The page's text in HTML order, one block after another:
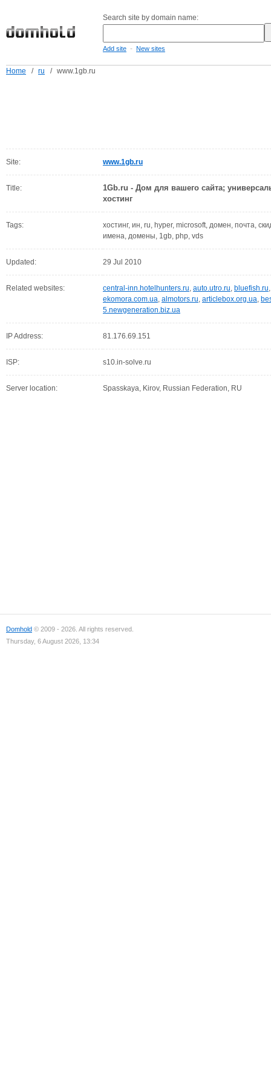
Search site by domain name:
Add site - New sites
Home / ru / www.1gb.ru
Site: www.1gb.ru
Title:
1Gb.ru - Дом для вашего сайта;
хостинг
Tags:
хостинг, ин, ru, hyper, microsoft, домен, почта,
имена, домены, 1gb, php, vds
Updated: 29 Jul 2010
Related websites: central-inn.hotelhunters.ru, auto.utro.ru, bluefish.ru
ekomora.com.ua, almotors.ru, articlebox.org.ua,
5.newgeneration.biz.ua
IP Address: 81.176.69.151
ISP: s10.in-solve.ru
Server location: Spasskaya, Kirov, Russian Federation, RU
Domhold © 2009 - 2026. All rights reserved.
Thursday, 6 August 2026, 13:34